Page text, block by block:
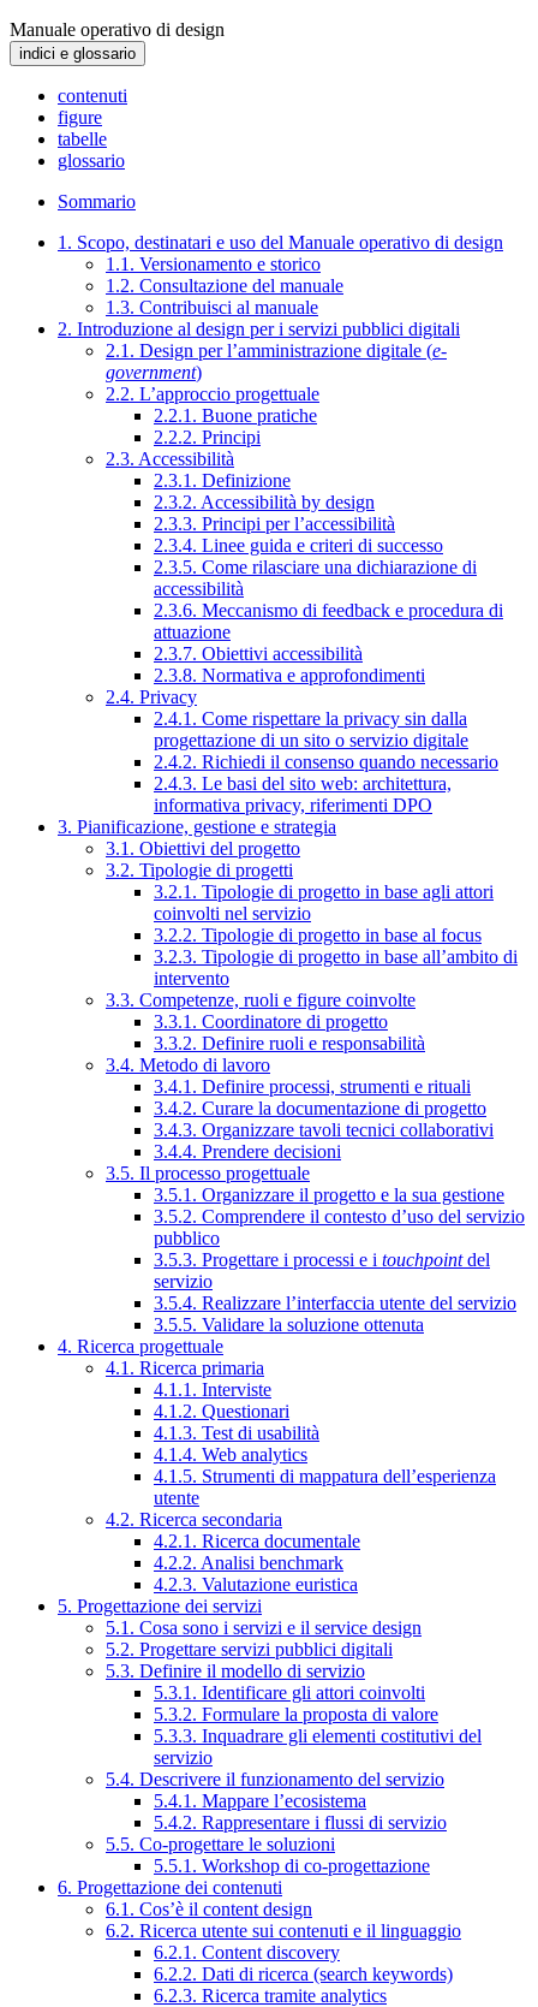
Manuale operativo di design
indici e glossario
contenuti
figure
tabelle
glossario
Sommario
1. Scopo, destinatari e uso del Manuale operativo di design
1.1. Versionamento e storico
1.2. Consultazione del manuale
1.3. Contribuisci al manuale
2. Introduzione al design per i servizi pubblici digitali
2.1. Design per l’amministrazione digitale (e-
government)
2.2. L’approccio progettuale
2.2.1. Buone pratiche
2.2.2. Principi
2.3. Accessibilità
2.3.1. Definizione
2.3.2. Accessibilità by design
2.3.3. Principi per l’accessibilità
2.3.4. Linee guida e criteri di successo
2.3.5. Come rilasciare una dichiarazione di
accessibilità
2.3.6. Meccanismo di feedback e procedura di
attuazione
2.3.7. Obiettivi accessibilità
2.3.8. Normativa e approfondimenti
2.4. Privacy
2.4.1. Come rispettare la privacy sin dalla
progettazione di un sito o servizio digitale
2.4.2. Richiedi il consenso quando necessario
2.4.3. Le basi del sito web: architettura,
informativa privacy, riferimenti DPO
3. Pianificazione, gestione e strategia
3.1. Obiettivi del progetto
3.2. Tipologie di progetti
3.2.1. Tipologie di progetto in base agli attori
coinvolti nel servizio
3.2.2. Tipologie di progetto in base al focus
3.2.3. Tipologie di progetto in base all’ambito di
intervento
3.3. Competenze, ruoli e figure coinvolte
3.3.1. Coordinatore di progetto
3.3.2. Definire ruoli e responsabilità
3.4. Metodo di lavoro
3.4.1. Definire processi, strumenti e rituali
3.4.2. Curare la documentazione di progetto
3.4.3. Organizzare tavoli tecnici collaborativi
3.4.4. Prendere decisioni
3.5. Il processo progettuale
3.5.1. Organizzare il progetto e la sua gestione
3.5.2. Comprendere il contesto d’uso del servizio
pubblico
3.5.3. Progettare i processi e i touchpointdel
servizio
3.5.4. Realizzare l’interfaccia utente del servizio
3.5.5. Validare la soluzione ottenuta
4. Ricerca progettuale
4.1. Ricerca primaria
4.1.1. Interviste
4.1.2. Questionari
4.1.3. Test di usabilità
4.1.4. Web analytics
4.1.5. Strumenti di mappatura dell’esperienza
utente
4.2. Ricerca secondaria
4.2.1. Ricerca documentale
4.2.2. Analisi benchmark
4.2.3. Valutazione euristica
5. Progettazione dei servizi
5.1. Cosa sono i servizi e il service design
5.2. Progettare servizi pubblici digitali
5.3. Definire il modello di servizio
5.3.1. Identificare gli attori coinvolti
5.3.2. Formulare la proposta di valore
5.3.3. Inquadrare gli elementi costitutivi del
servizio
5.4. Descrivere il funzionamento del servizio
5.4.1. Mappare l’ecosistema
5.4.2. Rappresentare i flussi di servizio
5.5. Co-progettare le soluzioni
5.5.1. Workshop di co-progettazione
6. Progettazione dei contenuti
6.1. Cos’è il content design
6.2. Ricerca utente sui contenuti e il linguaggio
6.2.1. Content discovery
6.2.2. Dati di ricerca (search keywords)
6.2.3. Ricerca tramite analytics